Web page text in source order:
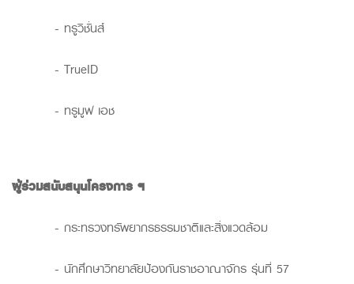
- ทรูวิชั่นส์
- TrueID
- ทรูมูฟ เอช
ผู้ร่วมสนับสนุนโครงการ ฯ
- กระทรวงทรัพยากรธรรมชาติและสิ่งแวดล้อม
- นักศึกษาวิทยาลัยป้องกันราชอาณาจักร รุ่นที่ 57